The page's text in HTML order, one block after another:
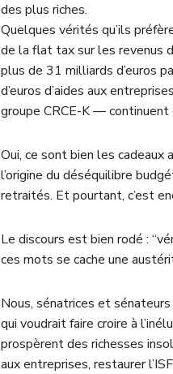
des plus riches.
Quelques vérités qu’ils
de la flat tax sur les revenus
plus de 31 milliards d’euros
d’euros d’aides aux
groupe CRCE-K — continuent
Oui, ce sont bien les cadeaux
l’origine du déséquilibre
retraités. Et pourtant, c’est
Le discours est bien rodé :
ces mots se cache une
Nous, sénatrices et
qui voudrait faire croire à
prospèrent des richesses
aux entreprises, restaurer